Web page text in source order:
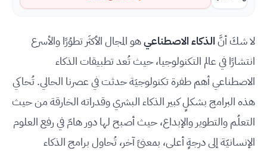
لا شكَ أنَّالذكاء الاصطناعيهو المجال الأكثَر تطوُرًا والأسرع
انتشارًا في عالم التكنولوجيا، حيث تُعد تطبيقات الذكاء
الاصطناعي أهم طفرة تكنولوجيَة حدثت في عصرنا الحالي. تُحاكي
هذه البرامج بشكلٍ كبير الذكاء البشري وقدراته الخارقة من حيث
التعلُم والتطوير والإبداع، حيث أصبح لها دور هامّ في رفع العلوم
الإنسانيّة إلى درجةٍ أعلى، بمعنىً آخر، تُحاول برامج الذكاء